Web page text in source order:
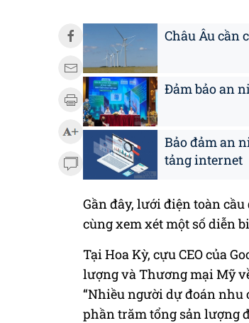
Châu Âu cần
Đảm bảo an
Bảo đảm an
tảng internet
Gần đây, lưới điện toàn
cùng xem xét một số diễn
Tại Hoa Kỳ, cựu CEO của
lượng và Thương mại Mỹ
“Nhiều người dự đoán nhu
phần trăm tổng sản lượng